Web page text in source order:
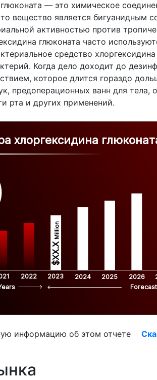
— это химическое
вещество является бигуанидным
активностью против
глюконата часто
средство
Когда дело доходит до
которое длится гораздо
предоперационных ванн для
рта и других применений.
хлоргексидина
2022 2023 2024 2025 2026
$XX.X
Million
информацию об этом отчете